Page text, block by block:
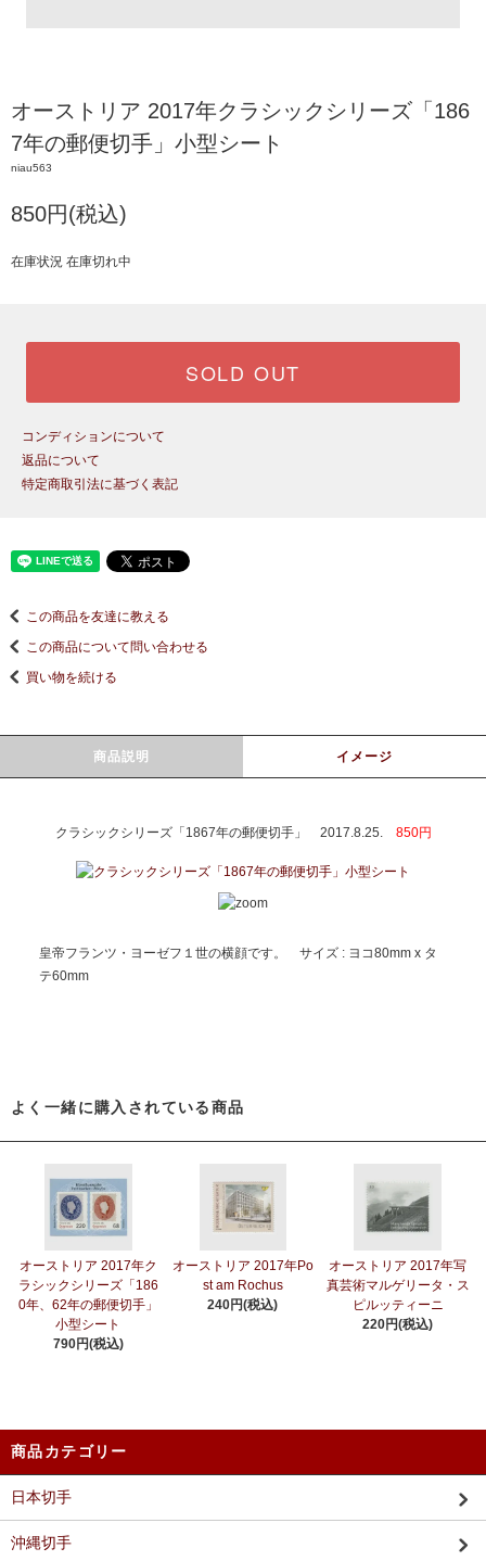
オーストリア 2017年クラシックシリーズ「186
7年の郵便切手」小型シート
niau563
850円(税込)
在庫状況 在庫切れ中
SOLD OUT
コンディションについて
返品について
特定商取引法に基づく表記
この商品を友達に教える
この商品について問い合わせる
買い物を続ける
商品説明 イメージ
クラシックシリーズ「1867年の郵便切手」 2017.8.25. 850円
皇帝フランツ・ヨーゼフ１世の横顔です。 サイズ : ヨコ80mm x タ
テ60mm
よく一緒に購入されている商品
オーストリア 2017年ク
ラシックシリーズ「186
0年、62年の郵便切手」
小型シート
790円(税込)
オーストリア 2017年Po
st am Rochus
240円(税込)
オーストリア 2017年写
真芸術マルゲリータ・ス
ピルッティーニ
220円(税込)
商品カテゴリー
日本切手
沖縄切手